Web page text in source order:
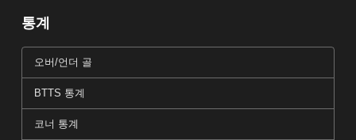
통계
오버/언더 골
BTTS 통계
코너 통계